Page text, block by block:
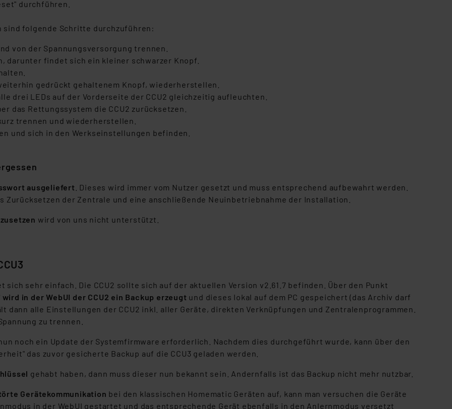
Beurteilung der mit der Datenübermittlung, insbesondere der Art der übermittelten
durchführen.
sind folgende Schritte durchzuführen:
von der Spannungsversorgung trennen.
darunter findet sich ein kleiner schwarzer Knopf.
gedrückt gehaltenem Knopf, wiederherstellen.
drei LEDs auf der Vorderseite der CCU2 gleichzeitig aufleuchten.
das Rettungssystem die CCU2 zurücksetzen.
trennen und wiederherstellen.
und sich in den Werkseinstellungen befinden.
ausgeliefert . Dieses wird immer vom Nutzer gesetzt und muss entsprechend aufbewahrt werden.
Zurücksetzen der Zentrale und eine anschließende Neuinbetriebnahme der Installation.
wird von uns nicht unterstützt.
sich sehr einfach. Die CCU2 sollte sich auf der aktuellen Version v2.61.7 befinden. Über den Punkt
wird in der WebUI der CCU2 ein Backup erzeugt und dieses lokal auf dem PC gespeichert (das Archiv darf
dann alle Einstellungen der CCU2 inkl. aller Geräte, direkten Verknüpfungen und Zentralenprogrammen.
zu trennen.
noch ein Update der Systemfirmware erforderlich. Nachdem dies durchgeführt wurde, kann über den
das zuvor gesicherte Backup auf die CCU3 geladen werden.
gehabt haben, dann muss dieser nun bekannt sein. Andernfalls ist das Backup nicht mehr nutzbar.
Gerätekommunikation bei den klassischen Homematic Geräten auf, kann man versuchen die Geräte
in der WebUI gestartet und das entsprechende Gerät ebenfalls in den Anlernmodus versetzt